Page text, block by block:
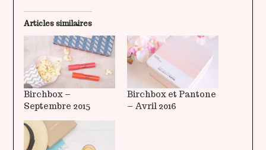
Articles similaires
Birchbox –
Septembre 2015
Birchbox et Pantone
– Avril 2016